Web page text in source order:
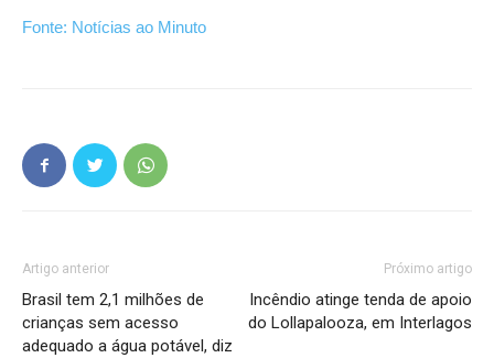
Fonte: Notícias ao Minuto
Artigo anterior
Brasil tem 2,1 milhões de
crianças sem acesso
adequado a água potável, diz
Próximo artigo
Incêndio atinge tenda de apoio
do Lollapalooza, em Interlagos